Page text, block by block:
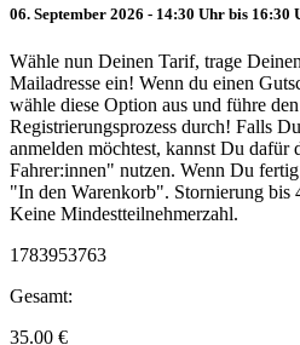
06. September 2026 - 14:30 Uhr bis 16:30
Wähle nun Deinen Tarif, trage
Mailadresse ein! Wenn du einen
wähle diese Option aus und führe
Registrierungsprozess durch! Falls
anmelden möchtest, kannst Du dafür
Fahrer:innen" nutzen. Wenn Du
"In den Warenkorb". Stornierung bis
Keine Mindestteilnehmerzahl.
1783953763
Gesamt:
35.00 €